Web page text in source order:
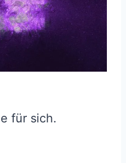
für sich.